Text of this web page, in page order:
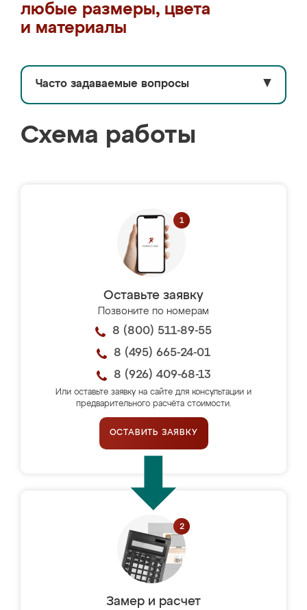
любые размеры, цвета
и материалы
Часто задаваемые вопросы ▼
Схема работы
Оставьте заявку
Позвоните по номерам
8 (800) 511-89-55
8 (495) 665-24-01
8 (926) 409-68-13
Или оставьте заявку на сайте для консультации и
предварительного расчёта стоимости.
ОСТАВИТЬ ЗАЯВКУ
Замер и расчет